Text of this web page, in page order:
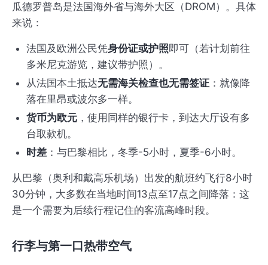
瓜德罗普岛是法国海外省与海外大区（DROM）。具体
来说：
法国及欧洲公民凭身份证或护照即可（若计划前往
多米尼克游览，建议带护照）。
从法国本土抵达无需海关检查也无需签证 ：就像降
落在里昂或波尔多一样。
货币为欧元 ，使用同样的银行卡，到达大厅设有多
台取款机。
时差 ：与巴黎相比，冬季-5小时，夏季-6小时。
从巴黎（奥利和戴高乐机场）出发的航班约飞行8小时
30分钟，大多数在当地时间13点至17点之间降落：这
是一个需要为后续行程记住的客流高峰时段。
行李与第一口热带空气